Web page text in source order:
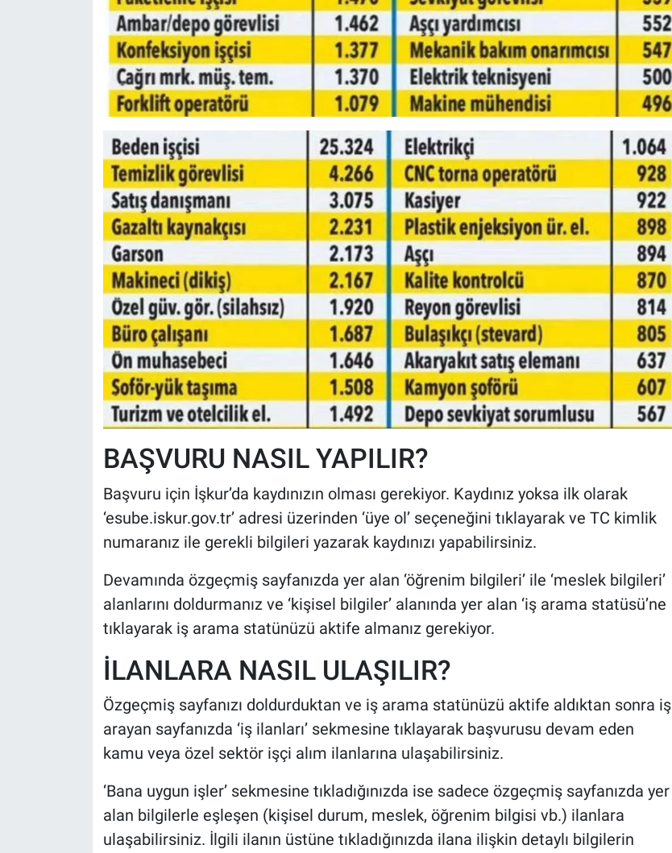
BAŞVURU NASIL YAPILIR?
Başvuru için İşkur’da kaydınızın olması gerekiyor. Kaydınız yoksa ilk olarak
‘esube.iskur.gov.tr’ adresi üzerinden ‘üye ol’ seçeneğini tıklayarak ve TC kimlik
numaranız ile gerekli bilgileri yazarak kaydınızı yapabilirsiniz.
Devamında özgeçmiş sayfanızda yer alan ‘öğrenim bilgileri’ ile ‘meslek bilgileri’
alanlarını doldurmanız ve ‘kişisel bilgiler’ alanında yer alan ‘iş arama statüsü’ne
tıklayarak iş arama statünüzü aktife almanız gerekiyor.
İLANLARA NASIL ULAŞILIR?
Özgeçmiş sayfanızı doldurduktan ve iş arama statünüzü aktife aldıktan sonra iş
arayan sayfanızda ‘iş ilanları’ sekmesine tıklayarak başvurusu devam eden
kamu veya özel sektör işçi alım ilanlarına ulaşabilirsiniz.
‘Bana uygun işler’ sekmesine tıkladığınızda ise sadece özgeçmiş sayfanızda yer
alan bilgilerle eşleşen (kişisel durum, meslek, öğrenim bilgisi vb.) ilanlara
ulaşabilirsiniz. İlgili ilanın üstüne tıkladığınızda ilana ilişkin detaylı bilgilerin